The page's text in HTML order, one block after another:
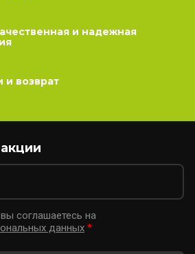
и надежная
и возврат
соглашаетесь на
данных *